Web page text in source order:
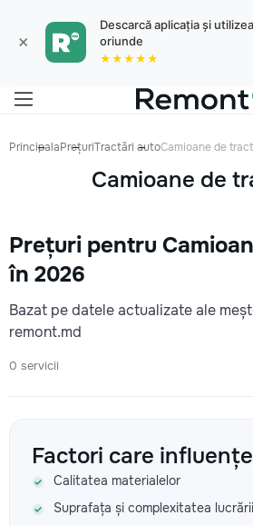
×
Descarcă aplicația și
oriunde
★★★★★
PrincipalaPrețuriTractări autoCamioane de
Camioane de
Prețuri pentru
în 2026
Bazat pe datele actualizate ale
remont.md
0 servicii
Factori care
Calitatea materialelor
Suprafața și complexitatea lucrării